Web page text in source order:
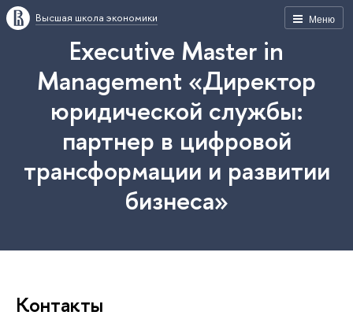
Меню
Высшая школа экономики
Executive Master in
Management «Директор
юридической службы:
партнер в цифровой
трансформации и развитии
бизнеса»
Контакты